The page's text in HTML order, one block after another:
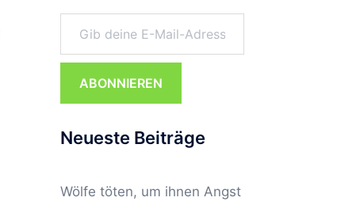
Gib deine E-Mail-Adresse ein ...
ABONNIEREN
Neueste Beiträge
Wölfe töten, um ihnen Angst